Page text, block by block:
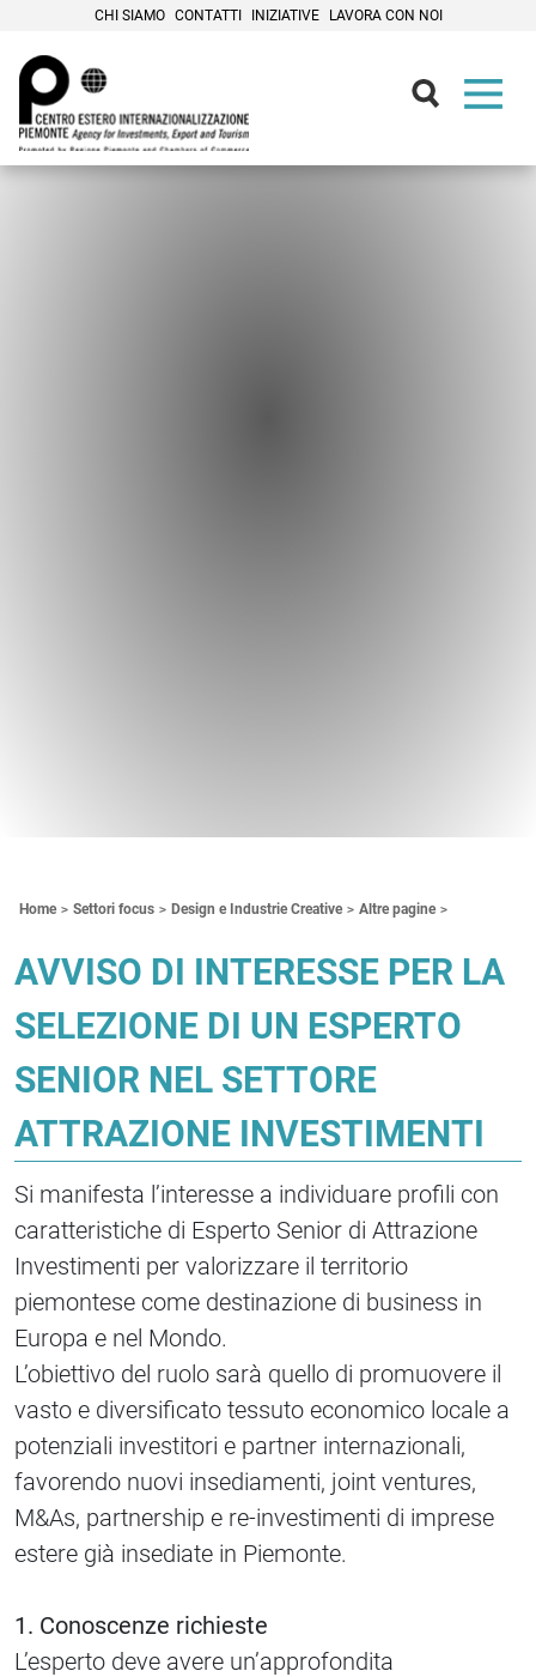
CHI SIAMO CONTATTI INIZIATIVE LAVORA CON NOI
Contenuti Principali
Home Settori focus Design e Industrie Creative Altre pagine
AVVISO DI INTERESSE PER LA
SELEZIONE DI UN ESPERTO
SENIOR NEL SETTORE
ATTRAZIONE INVESTIMENTI
Si manifesta l’interesse a individuare profili con
caratteristiche di Esperto Senior di Attrazione
Investimenti per valorizzare il territorio
piemontese come destinazione di business in
Europa e nel Mondo.
L’obiettivo del ruolo sarà quello di promuovere il
vasto e diversificato tessuto economico locale a
potenziali investitori e partner internazionali,
favorendo nuovi insediamenti, joint ventures,
M&As, partnership e re-investimenti di imprese
estere già insediate in Piemonte.
1. Conoscenze richieste
L’esperto deve avere un’approfondita